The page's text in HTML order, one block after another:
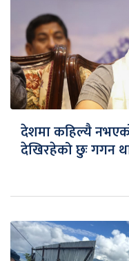
देशमा कहिल्यै
देखिरहेको छुः गगन